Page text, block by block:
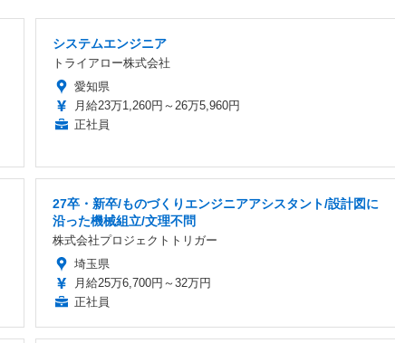
システムエンジニア
トライアロー株式会社
愛知県
月給23万1,260円～26万5,960円
正社員
27卒・新卒/ものづくりエンジニアアシスタント/設計図に
沿った機械組立/文理不問
株式会社プロジェクトトリガー
埼玉県
月給25万6,700円～32万円
正社員